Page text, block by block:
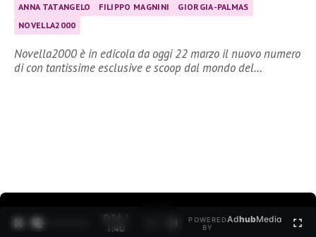
ANNA TATANGELO FILIPPO MAGNINI
GIORGIA-PALMAS
NOVELLA2000
Novella2000 è in edicola da oggi 22 marzo il nuovo numero
di con tantissime esclusive e scoop dal mondo del…
0:15 /
1:40
POWERED
BY
AdhubMedia